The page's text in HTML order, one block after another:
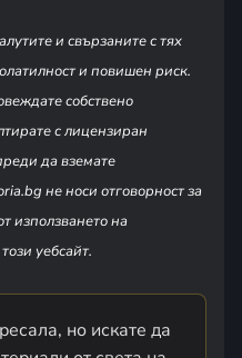
и свързаните с тях
и повишен риск.
собствено
с лицензиран
да вземате
не носи отговорност за
използването на
уебсайт.
но искате да